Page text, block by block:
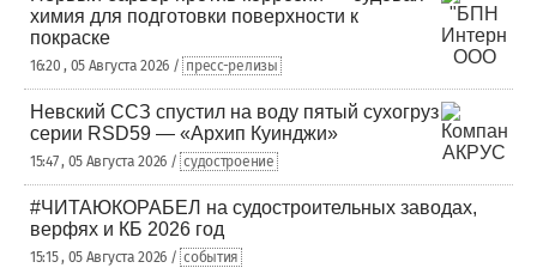
химия для подготовки поверхности к
покраске
16:20 , 05 Августа 2026 / пресс-релизы
Невский ССЗ спустил на воду пятый сухогруз
серии RSD59 — «Архип Куинджи»
15:47 , 05 Августа 2026 / судостроение
#ЧИТАЮКОРАБЕЛ на судостроительных заводах,
верфях и КБ 2026 год
15:15 , 05 Августа 2026 / события